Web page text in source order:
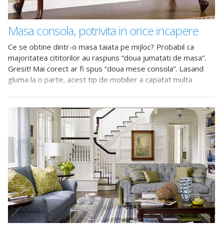
Masa consola, potrivita in orice incapere
Ce se obtine dintr-o masa taiata pe mijloc? Probabil ca
majoritatea cititorilor au raspuns “doua jumatati de masa”.
Gresit! Mai corect ar fi spus “doua mese consola”. Lasand
gluma la o parte, acest tip de mobilier a capatat multa